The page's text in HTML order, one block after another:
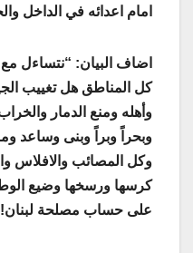
امام اعدائه في الداخل
اضاف البيان: “نتساءل
كل المناطق هل تغييب
وأهله ومنع الدمار
وبحراً وبراً وبنى وساعد
وكل المصائب والافلاس
كرسها ورسخها وضيع
على حساب مصلحة